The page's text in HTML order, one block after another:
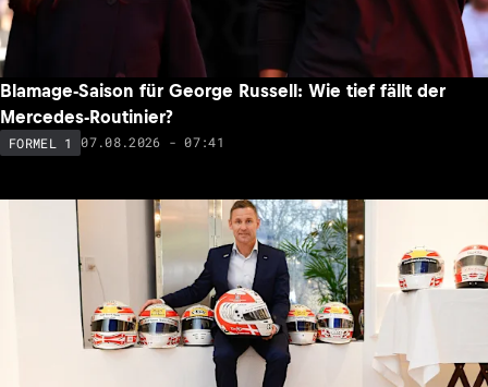
Blamage-Saison für George Russell: Wie tief fällt der
Mercedes-Routinier?
FORMEL 1 07.08.2026 - 07:41